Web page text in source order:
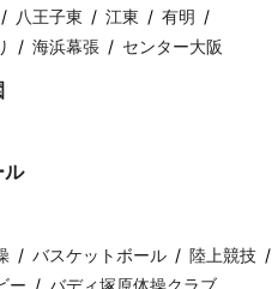
八王子東 江東
有明
海浜幕張 センター大阪
ル
バスケットボール 陸上競技